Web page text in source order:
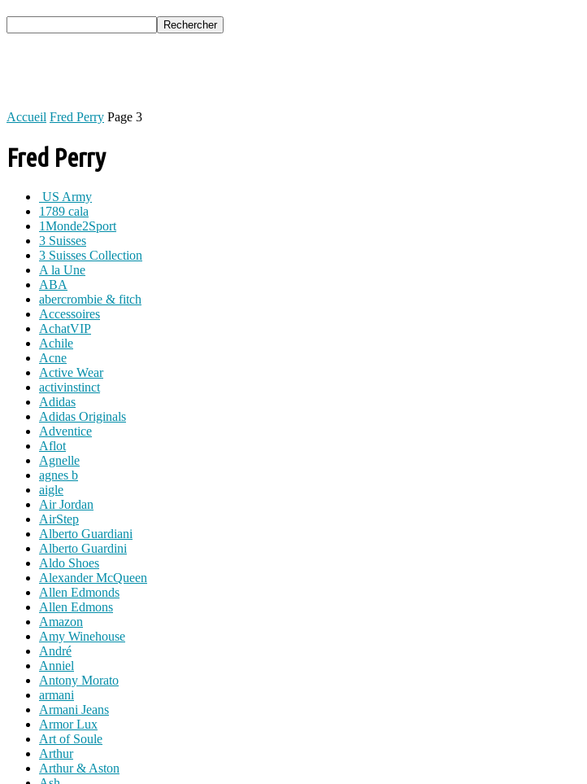
Accueil Fred Perry Page 3
Fred Perry
US Army
1789 cala
1Monde2Sport
3 Suisses
3 Suisses Collection
A la Une
ABA
abercrombie & fitch
Accessoires
AchatVIP
Achile
Acne
Active Wear
activinstinct
Adidas
Adidas Originals
Adventice
Aflot
Agnelle
agnes b
aigle
Air Jordan
AirStep
Alberto Guardiani
Alberto Guardini
Aldo Shoes
Alexander McQueen
Allen Edmonds
Allen Edmons
Amazon
Amy Winehouse
André
Anniel
Antony Morato
armani
Armani Jeans
Armor Lux
Art of Soule
Arthur
Arthur & Aston